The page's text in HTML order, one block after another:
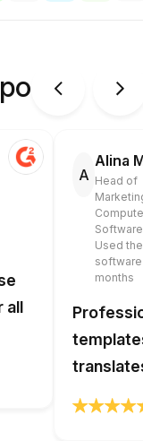
all
A
Alina
Head of
Software
Used the
months